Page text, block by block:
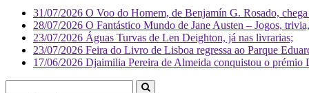
31/07/2026 O Voo do Homem, de Benjamín G. Rosado,
28/07/2026 O Fantástico Mundo de Jane Austen – Jogos,
23/07/2026 Águas Turvas de Len Deighton, já nas livrarias;
23/07/2026 Feira do Livro de Lisboa regressa ao Parque
17/06/2026 Djaimilia Pereira de Almeida conquistou o